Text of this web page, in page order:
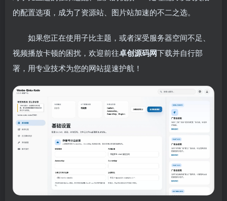
的配置选项，成为了资源站、图片站加速的不二之选。
如果您正在使用子比主题，或者深受服务器空间不足、
视频播放卡顿的困扰，欢迎前往卓创源码网下载并自行部
署，用专业技术为您的网站提速护航！